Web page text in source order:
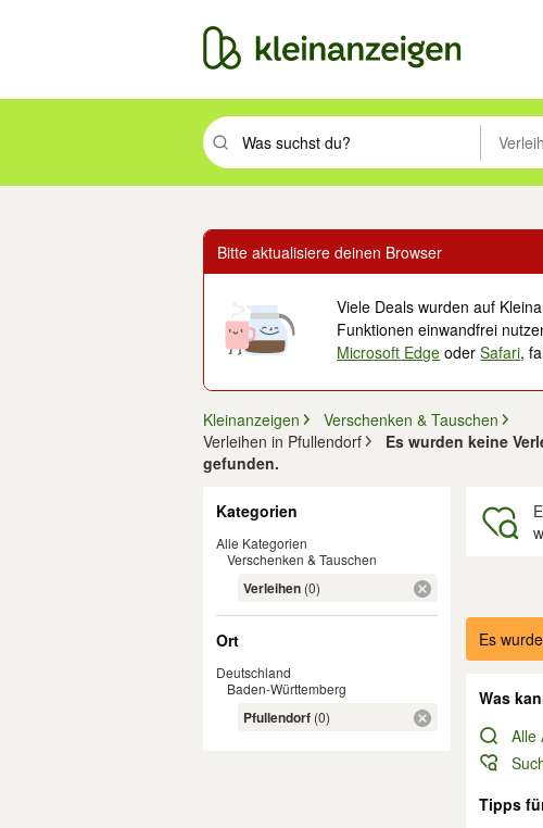
Suchbegriff eingeben. Eingabetaste drücken um
Bitte aktualisiere deinen Browser
Viele Deals wurden auf
Funktionen einwandfrei
Microsoft Edge oderSafari,
Kleinanzeigen
Verschenken & Tauschen
Verleihen in Pfullendorf
Es wurden keine
gefunden.
Kategorien
Alle Kategorien
Verschenken & Tauschen
Verleihen (0)
Ort
Deutschland
Baden-Württemberg
Pfullendorf (0)
Ergebnisse
Es
Was
Alle
Tipps